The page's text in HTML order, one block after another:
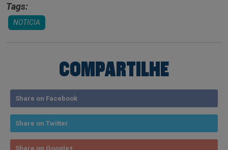
Tags:
NOTICIA
COMPARTILHE
Share on Facebook
Share on Twitter
Share on Google+